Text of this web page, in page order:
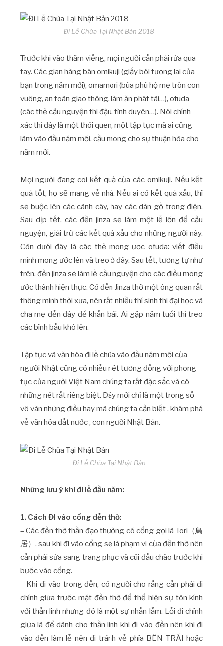
Đi Lễ Chùa Tại Nhật Bản 2018
Trước khi vào thăm viếng, mọi người cần phải rửa qua
tay. Các gian hàng bán omikuji (giấy bói tương lai của
bạn trong năm mới), omamori (bùa phù hộ mẹ tròn con
vuông, an toàn giao thông, làm ăn phát tài…), ofuda
(các thẻ cầu nguyện thi đậu, tình duyên…). Nói chính
xác thì đây là một thói quen, một tập tục mà ai cũng
làm vào đầu năm mới, cầu mong cho sự thuận hòa cho
năm mới.
Mọi người đang coi kết quả của các omikuji. Nếu kết
quả tốt, họ sẽ mang về nhà. Nếu ai có kết quả xấu, thì
sẽ buộc lên các cành cây, hay các dàn gỗ trong điện.
Sau dịp tết, các đền jinza sẽ làm một lễ lớn để cầu
nguyện, giải trừ các kết quả xấu cho những người này.
Còn dưới đây là các thẻ mong ươc ofuda: viết điều
mình mong ước lên và treo ở đây. Sau tết, tương tự như
trên, đền jinza sẽ làm lễ cầu nguyện cho các điều mong
ước thành hiện thực. Có đền Jinza thờ một ông quan rất
thông minh thời xưa, nên rất nhiều thí sinh thi đại học và
cha mẹ đến đây để khấn bái. Ai gặp năm tuổi thì treo
các bình bầu khô lên.
Tập tục và văn hóa đi lễ chùa vào đầu năm mới của
người Nhật cũng có nhiều nét tương đồng với phong
tục của người Việt Nam chúng ta rất đặc sắc và có
những nét rất riêng biệt. Đây mới chỉ là một trong số
vô vàn những điều hay mà chúng ta cần biết , khám phá
về văn hóa đất nước , con người Nhật Bản.
Đi Lễ Chùa Tại Nhật Bản
Những lưu ý khi đi lễ đầu năm:
1. Cách ĐI vào cổng đền thờ:
– Các đền thờ thần đạo thường có cổng gọi là Tori（鳥
居）, sau khi đi vào cổng sẽ là phạm vi của đền thờ nên
cần phải sửa sang trang phục và cúi đầu chào trước khi
bước vào cổng.
– Khi đi vào trong đền, có người cho rằng cần phải đi
chính giữa trước mặt đền thờ để thể hiện sự tôn kính
với thần linh nhưng đó là một sự nhần lẫm. Lối đi chính
giữa là để dành cho thần linh khi đi vào đền nên khi đi
vào đền làm lễ nên đi tránh về phía BÊN TRÁI hoặc